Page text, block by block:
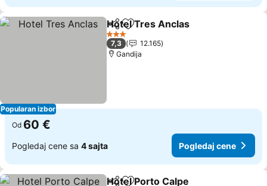
Popularan izbor
Deli Dodati u favorite
Hotel Tres Anclas
3 Zvezdice
7,3
12.165
Gandija
Od 60 €
Pogledaj cene sa 4 sajta Pogledaj cene
Hotel Porto Calpe